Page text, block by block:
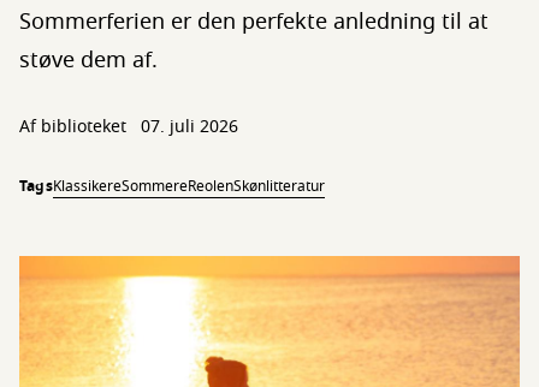
Sommerferien er den perfekte anledning til at
støve dem af.
Af biblioteket 07. juli 2026
TagsKlassikereSommereReolenSkønlitteratur